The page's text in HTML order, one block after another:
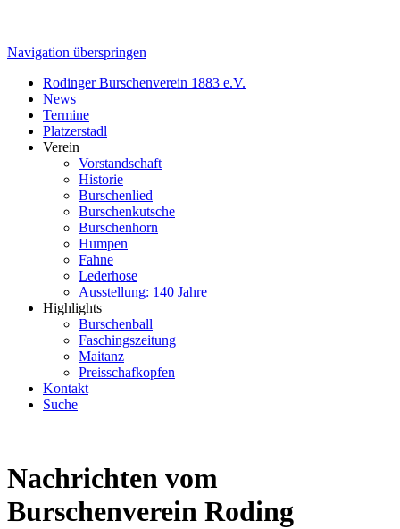
Navigation überspringen
Rodinger Burschenverein 1883 e.V.
News
Termine
Platzerstadl
Verein
Vorstandschaft
Historie
Burschenlied
Burschenkutsche
Burschenhorn
Humpen
Fahne
Lederhose
Ausstellung: 140 Jahre
Highlights
Burschenball
Faschingszeitung
Maitanz
Preisschafkopfen
Kontakt
Suche
Nachrichten vom
Burschenverein Roding